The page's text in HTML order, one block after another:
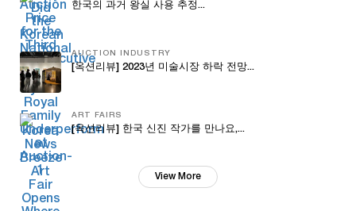
한국의 과거 왕실 사용 추정...
AUCTION INDUSTRY
[옥션리뷰] 2023년 미술시장 하락 전망...
ART FAIRS
[옥션리뷰] 한국 신진 작가를 만나요,...
View More